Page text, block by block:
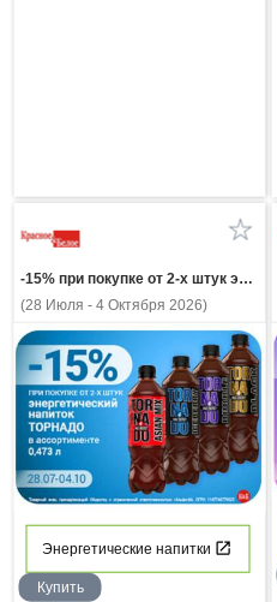
-15% при покупке от 2-х штук энергетический напиток ТОРНАДО в ассортимент 0,473л
(28 Июля - 4 Октября 2026)
Энергетические напитки
Купить